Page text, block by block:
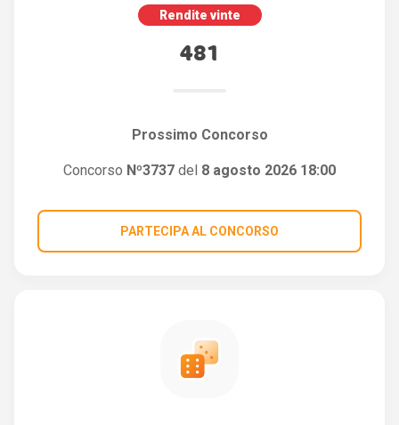
Rendite vinte
481
Prossimo Concorso
Concorso Nº3737 del 8 agosto 2026 18:00
PARTECIPA AL CONCORSO